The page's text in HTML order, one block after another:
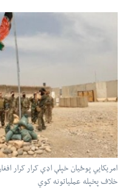
امریکایي پوځیان خپلې اډې کرار کرار
خلاف پخپله عملیاتونه کوي